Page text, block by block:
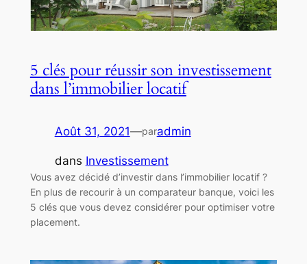
5 clés pour réussir son investissement
dans l’immobilier locatif
Août 31, 2021—paradmin
dans Investissement
Vous avez décidé d’investir dans l’immobilier locatif ?
En plus de recourir à un comparateur banque, voici les
5 clés que vous devez considérer pour optimiser votre
placement.